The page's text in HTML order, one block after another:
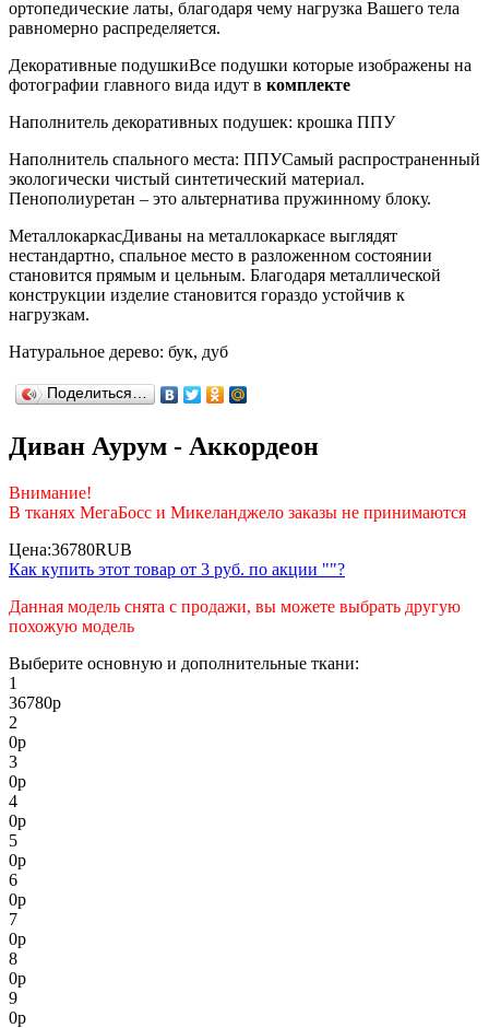
ортопедические латы, благодаря чему нагрузка Вашего тела
равномерно распределяется.
Декоративные подушкиВсе подушки которые изображены на
фотографии главного вида идут в комплекте
Наполнитель декоративных подушек: крошка ППУ
Наполнитель спального места: ППУСамый распространенный
экологически чистый синтетический материал.
Пенополиуретан – это альтернатива пружинному блоку.
МеталлокаркасДиваны на металлокаркасе выглядят
нестандартно, спальное место в разложенном состоянии
становится прямым и цельным. Благодаря металлической
конструкции изделие становится гораздо устойчив к
нагрузкам.
Натуральное дерево: бук, дуб
Поделиться…
Диван Аурум - Аккордеон
Внимание!
В тканях МегаБосс и Микеланджело заказы не принимаются
Цена:36780RUB
Как купить этот товар от 3 руб. по акции ""?
Данная модель снята с продажи, вы можете выбрать другую
похожую модель
Выберите основную и дополнительные ткани:
1
36780р
2
0р
3
0р
4
0р
5
0р
6
0р
7
0р
8
0р
9
0р